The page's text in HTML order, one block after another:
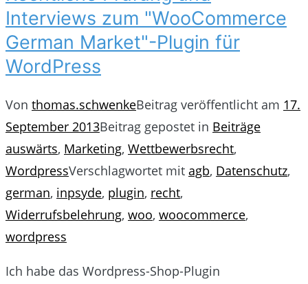
Interviews zum "WooCommerce
German Market"-Plugin für
WordPress
Von thomas.schwenkeBeitrag veröffentlicht am 17.
September 2013Beitrag gepostet in Beiträge
auswärts, Marketing, Wettbewerbsrecht,
WordpressVerschlagwortet mit agb, Datenschutz,
german, inpsyde, plugin, recht,
Widerrufsbelehrung, woo, woocommerce,
wordpress
Ich habe das Wordpress-Shop-Plugin